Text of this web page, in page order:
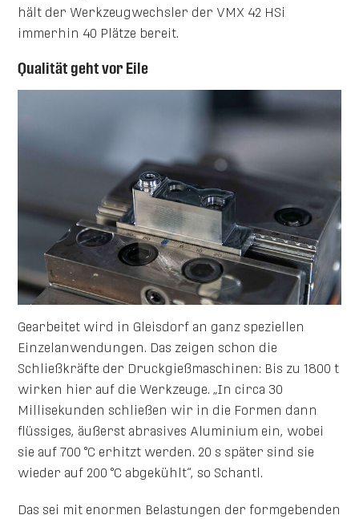
hält der Werkzeugwechsler der VMX 42 HSi
immerhin 40 Plätze bereit.
Qualität geht vor Eile
Gearbeitet wird in Gleisdorf an ganz speziellen
Einzelanwendungen. Das zeigen schon die
Schließkräfte der Druckgießmaschinen: Bis zu 1800 t
wirken hier auf die Werkzeuge. „In circa 30
Millisekunden schließen wir in die Formen dann
flüssiges, äußerst abrasives Aluminium ein, wobei
sie auf 700 °C erhitzt werden. 20 s später sind sie
wieder auf 200 °C abgekühlt“, so Schantl.
Das sei mit enormen Belastungen der formgebenden